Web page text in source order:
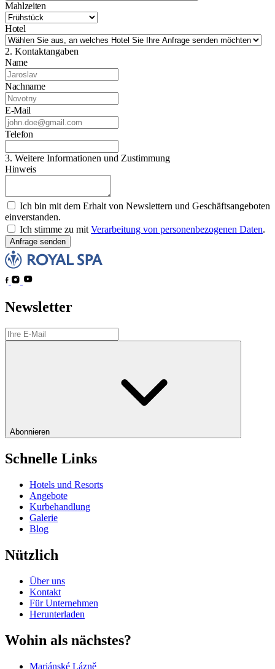
Mahlzeiten
Hotel
2. Kontaktangaben
Name
Nachname
E-Mail
Telefon
3. Weitere Informationen und Zustimmung
Hinweis
Ich bin mit dem Erhalt von Newslettern und Geschäftsangeboten
einverstanden.
Ich stimme zu mit Verarbeitung von personenbezogenen Daten.
Anfrage senden
Newsletter
Abonnieren
Schnelle Links
Hotels und Resorts
Angebote
Kurbehandlung
Galerie
Blog
Nützlich
Über uns
Kontakt
Für Unternehmen
Herunterladen
Wohin als nächstes?
Mariánské Lázně